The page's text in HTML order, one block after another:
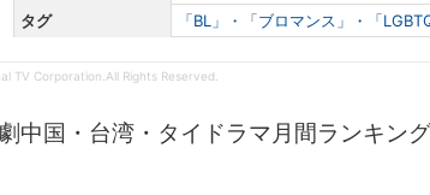
タグ 「BL」・「ブロマンス」・「
TV Corporation.All Rights Reserved.
中国・台湾・タイドラマ月間ランキング